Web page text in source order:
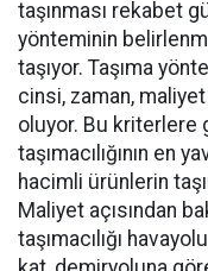
taşınması rekabet
yönteminin
taşıyor. Taşıma
cinsi, zaman,
oluyor. Bu kriterlere
taşımacılığının en
hacimli ürünlerin
Maliyet açısından
taşımacılığı